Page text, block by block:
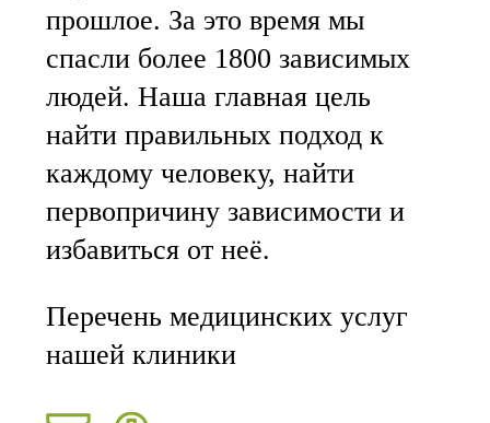
прошлое. За это время мы
спасли более 1800 зависимых
людей. Наша главная цель
найти правильных подход к
каждому человеку, найти
первопричину зависимости и
избавиться от неё.
Перечень медицинских услуг
нашей клиники